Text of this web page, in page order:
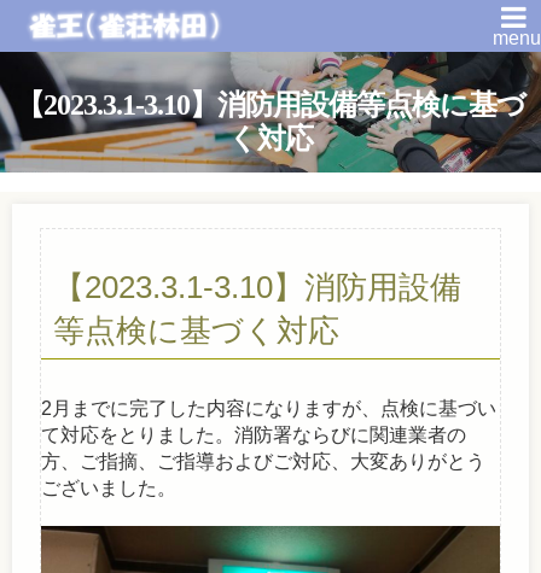
menu
【2023.3.1-3.10】消防用設備等点検に基づ
く対応
【2023.3.1-3.10】消防用設備
等点検に基づく対応
2月までに完了した内容になりますが、点検に基づい
て対応をとりました。消防署ならびに関連業者の
方、ご指摘、ご指導およびご対応、大変ありがとう
ございました。